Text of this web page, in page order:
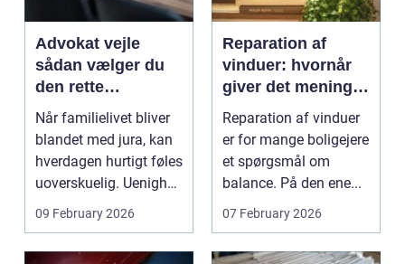
Advokat vejle
sådan vælger du
den rette
familieretsadvokat
Når familielivet bliver
blandet med jura, kan
hverdagen hurtigt føles
uoverskuelig. Uenighed
om børn...
09 February 2026
Reparation af
vinduer: hvornår
giver det mening,
og hvad skal du
vælge?
Reparation af vinduer
er for mange boligejere
et spørgsmål om
balance. På den ene...
07 February 2026